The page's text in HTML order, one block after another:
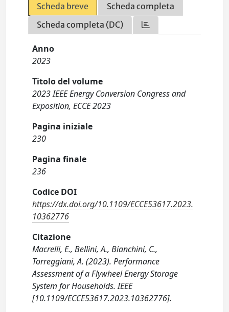
Scheda breve
Scheda completa
Scheda completa (DC)
Anno
2023
Titolo del volume
2023 IEEE Energy Conversion Congress and
Exposition, ECCE 2023
Pagina iniziale
230
Pagina finale
236
Codice DOI
https://dx.doi.org/10.1109/ECCE53617.2023.
10362776
Citazione
Macrelli, E., Bellini, A., Bianchini, C.,
Torreggiani, A. (2023). Performance
Assessment of a Flywheel Energy Storage
System for Households. IEEE
[10.1109/ECCE53617.2023.10362776].